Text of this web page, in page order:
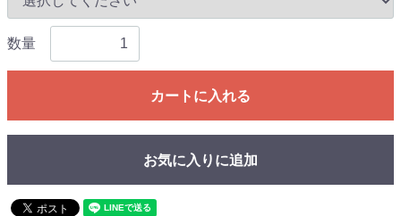
数量
カートに入れる
お気に入りに追加